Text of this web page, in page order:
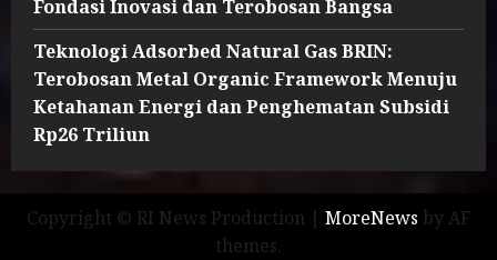
Fondasi Inovasi dan Terobosan Bangsa
Teknologi Adsorbed Natural Gas BRIN:
Terobosan Metal Organic Framework Menuju
Ketahanan Energi dan Penghematan Subsidi
Rp26 Triliun
Copyright © RI News Production | MoreNews by AF
themes.